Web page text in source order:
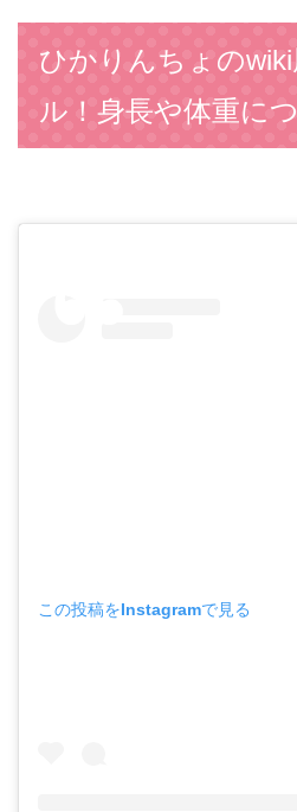
ひかりんちょの
ル！身長や体重に
この投稿をInstagramで見る